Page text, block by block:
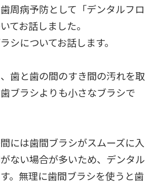
周病予防として「デンタルフロ
てお話しました。
シについてお話します。
歯と歯の間のすき間の汚れを取
ブラシよりも小さなブラシで
には歯間ブラシがスムーズに入
ない場合が多いため、デンタル
。無理に歯間ブラシを使うと歯